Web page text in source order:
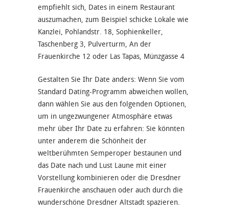
empfiehlt sich, Dates in einem Restaurant
auszumachen, zum Beispiel schicke Lokale wie
Kanzlei, Pohlandstr. 18, Sophienkeller,
Taschenberg 3, Pulverturm, An der
Frauenkirche 12 oder Las Tapas, Münzgasse 4
Gestalten Sie Ihr Date anders: Wenn Sie vom
Standard Dating-Programm abweichen wollen,
dann wählen Sie aus den folgenden Optionen,
um in ungezwungener Atmosphäre etwas
mehr über Ihr Date zu erfahren: Sie könnten
unter anderem die Schönheit der
weltberühmten Semperoper bestaunen und
das Date nach und Lust Laune mit einer
Vorstellung kombinieren oder die Dresdner
Frauenkirche anschauen oder auch durch die
wunderschöne Dresdner Altstadt spazieren.